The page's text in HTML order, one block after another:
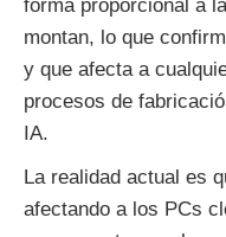
forma proporcional a
montan, lo que
y que afecta a
procesos de
IA.
La realidad actual es
afectando a los PCs